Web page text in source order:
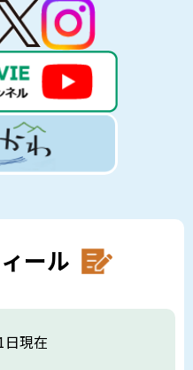
ール
日現在